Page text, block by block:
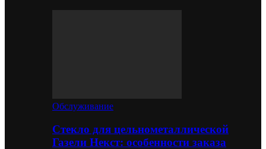
Обслуживание
Стекло для цельнометаллической
Газели Некст: особенности заказа